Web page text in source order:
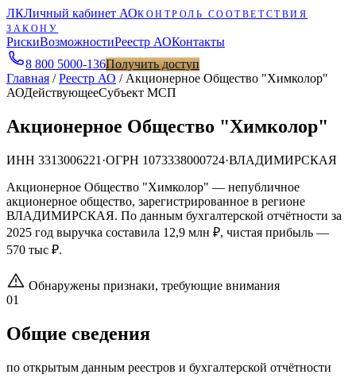
ЛКЛичный кабинет АОКОНТРОЛЬ СООТВЕТСТВИЯ
ЗАКОНУ
РискиВозможностиРеестр АОКонтакты
8 800 5000-136Получить доступ
Главная /Реестр АО / Акционерное Общество "Химколор"
АОДействующееСубъект МСП
Акционерное Общество "Химколор"
ИНН 3313006221 ·ОГРН 1073338000724·ВЛАДИМИРСКАЯ
Акционерное Общество "Химколор" — непубличное
акционерное общество, зарегистрированное в регионе
ВЛАДИМИРСКАЯ. По данным бухгалтерской отчётности за
2025 год выручка составила 12,9 млн ₽, чистая прибыль —
570 тыс ₽.
Обнаружены признаки, требующие внимания
01
Общие сведения
по открытым данным реестров и бухгалтерской отчётности